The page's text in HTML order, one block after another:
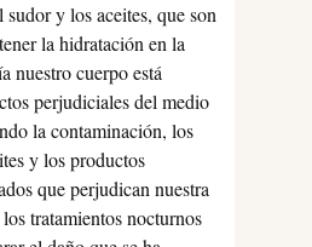
sudor y los aceites, que son
la hidratación en la
nuestro cuerpo está
perjudiciales del medio
la contaminación, los
y los productos
que perjudican nuestra
tratamientos nocturnos